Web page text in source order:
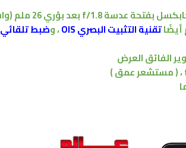
بفتحة عدسة f/1.8 بعد بؤري 26 ملم (واسعة)،
تقنية التثبيت البصري OIS ،وضبط تلقائي
الفائق العرض
،( مستشعر عمق )